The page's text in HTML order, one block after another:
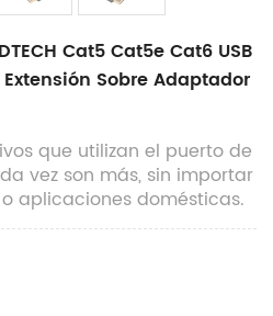
Cat5 Cat5e Cat6 USB
Sobre Adaptador
que utilizan el puerto de
vez son más, sin importar
aplicaciones domésticas.